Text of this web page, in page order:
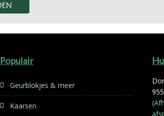
Populair
Geurblokjes & meer
Kaarsen